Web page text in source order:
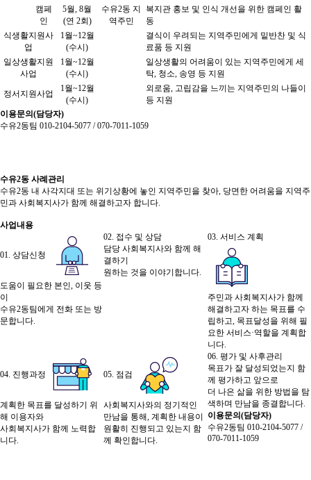
수유2동 지
역주민
캠페
인
5월, 8월
(연 2회)
복지관 홍보 및 인식 개선을 위한 캠페인 활
동
식생활지원사
업
1월~12월
(수시)
결식이 우려되는 지역주민에게 밑반찬 및 식
료품 등 지원
일상생활지원
사업
1월~12월
(수시)
일상생활의 어려움이 있는 지역주민에게 세
탁, 청소, 송영 등 지원
정서지원사업
1월~12월
(수시)
외로움, 고립감을 느끼는 지역주민의 나들이
등 지원
이용문의(담당자)
수유2동팀 010-2104-5077 / 070-7011-1059
수유2동 사례관리
수유2동 내 사각지대 또는 위기상황에 놓인 지역주민을 찾아, 당면한 어려움을 지역주
민과 사회복지사가 함께 해결하고자 합니다.
사업내용
01. 상담신청
도움이 필요한 본인, 이웃 등
이
수유2동팀에게 전화 또는 방
문합니다.
02. 접수 및 상담
담당 사회복지사와 함께 해
결하기
원하는 것을 이야기합니다.
03. 서비스 계획
주민과 사회복지사가 함께
해결하고자 하는 목표를 수
립하고, 목표달성을 위해 필
요한 서비스·역할을 계획합
니다.
04. 진행과정
계획한 목표를 달성하기 위
해 이용자와
사회복지사가 함께 노력합
니다.
05. 점검
사회복지사와의 정기적인
만남을 통해, 계획한 내용이
원활히 진행되고 있는지 함
께 확인합니다.
06. 평가 및 사후관리
목표가 잘 달성되었는지 함
께 평가하고 앞으로
더 나은 삶을 위한 방법을 탐
색하며 만남을 종결합니다.
이용문의(담당자)
수유2동팀 010-2104-5077 /
070-7011-1059